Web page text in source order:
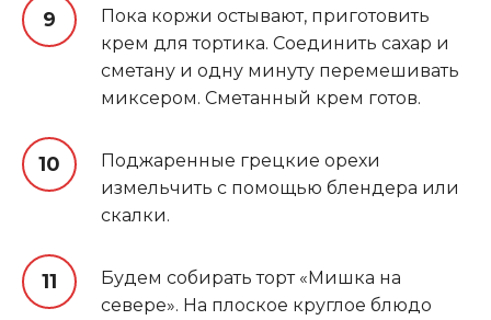
Пока коржи остывают, приготовить
крем для тортика. Соединить сахар и
сметану и одну минуту перемешивать
миксером. Сметанный крем готов.
Поджаренные грецкие орехи
измельчить с помощью блендера или
скалки.
Будем собирать торт «Мишка на
севере». На плоское круглое блюдо